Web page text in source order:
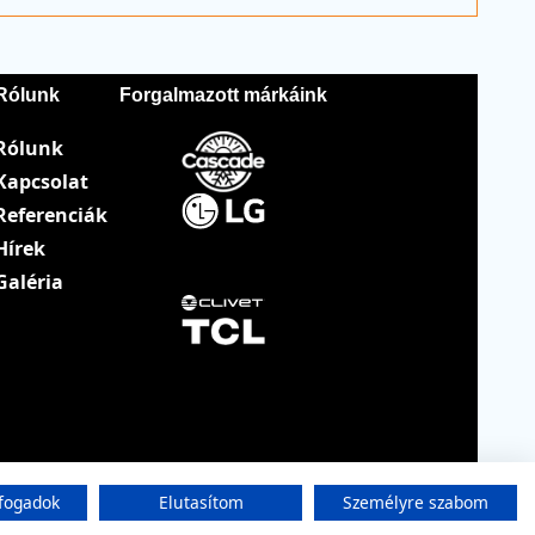
Forgalmazott márkáink
Elutasítom Személyre szabom